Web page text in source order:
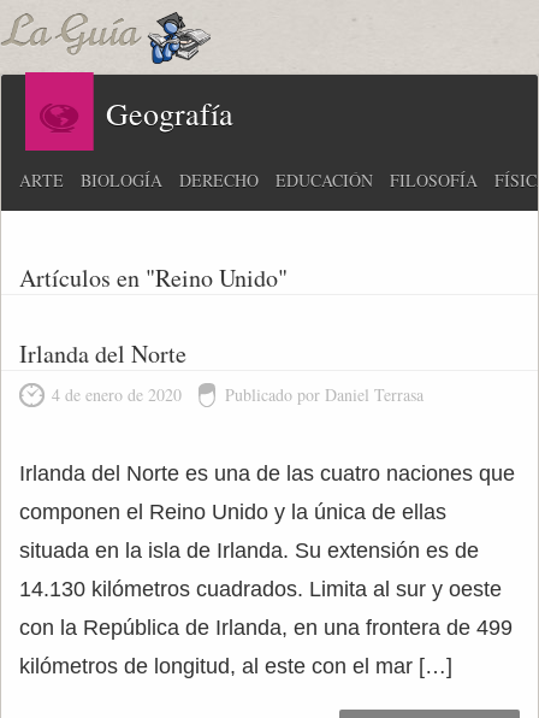
Geografía
ARTE BIOLOGÍA DERECHO EDUCACIÓN FILOSOFÍA
Artículos en "Reino Unido"
Irlanda del Norte
4 de enero de 2020 Publicado por Daniel Terrasa
Irlanda del Norte es una de las cuatro naciones que
componen el Reino Unido y la única de ellas
situada en la isla de Irlanda. Su extensión es de
14.130 kilómetros cuadrados. Limita al sur y oeste
con la República de Irlanda, en una frontera de 499
kilómetros de longitud, al este con el mar […]